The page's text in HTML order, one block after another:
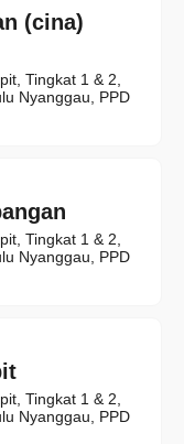
(cina)
Tingkat 1 & 2,
Nyanggau, PPD
Tingkat 1 & 2,
Nyanggau, PPD
Tingkat 1 & 2,
Nyanggau, PPD